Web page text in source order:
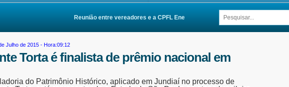
Reunião entre vereadores e a CPFL Energia busca melhorias na rede elétrica de
Julho de 2015 - Hora:09:12
Torta é finalista de prêmio nacional em
do Patrimônio Histórico, aplicado em Jundiaí no processo de